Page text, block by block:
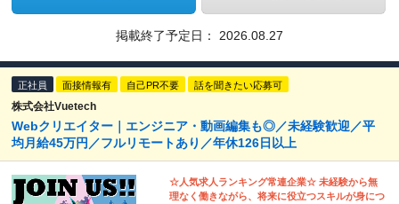
掲載終了予定日： 2026.08.27
正社員 面接情報有 自己PR不要 話を聞きたい応募可
株式会社Vuetech
Webクリエイター｜エンジニア・動画編集も◎／未経験歓迎／平
均月給45万円／フルリモートあり／年休126日以上
☆人気求人ランキング常連企業☆ 未経験から無
理なく働きながら、将来に役立つスキルが身につ